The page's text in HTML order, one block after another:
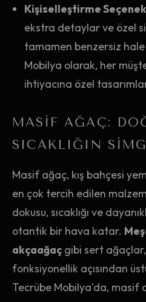
Kişiselleştirme
ekstra detaylar ve özel
tamamen benzersiz
Mobilya olarak, her
ihtiyacına özel
MASIF AĞAÇ:
SICAKLIĞIN
Masif ağaç, kış bahçesi
en çok tercih edilen
dokusu, sıcaklığı ve
otantik bir hava katar.
akçaağaç gibi sert
fonksiyonellik açısından
Tecrübe Mobilya'da, masif